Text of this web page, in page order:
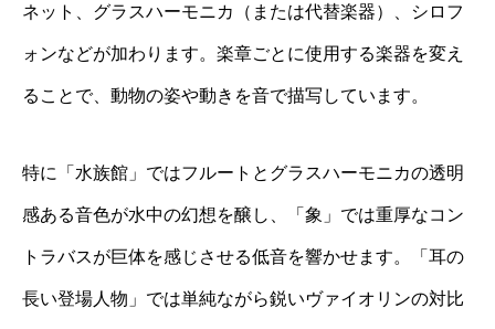
ネット、グラスハーモニカ（または代替楽器）、シロフ
ォンなどが加わります。楽章ごとに使用する楽器を変え
ることで、動物の姿や動きを音で描写しています。
特に「水族館」ではフルートとグラスハーモニカの透明
感ある音色が水中の幻想を醸し、「象」では重厚なコン
トラバスが巨体を感じさせる低音を響かせます。「耳の
長い登場人物」では単純ながら鋭いヴァイオリンの対比